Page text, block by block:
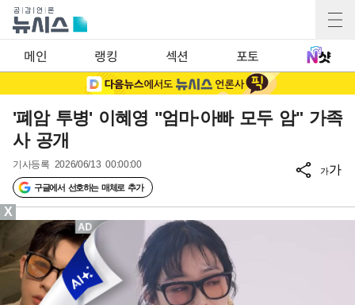
메인 랭킹 섹션 포토
'폐암 투병' 이혜영 "엄마·아빠 모두 암" 가족
사 공개
기사등록 2026/06/13 00:00:00
구글에서 선호하는 매체로 추가
가가
X